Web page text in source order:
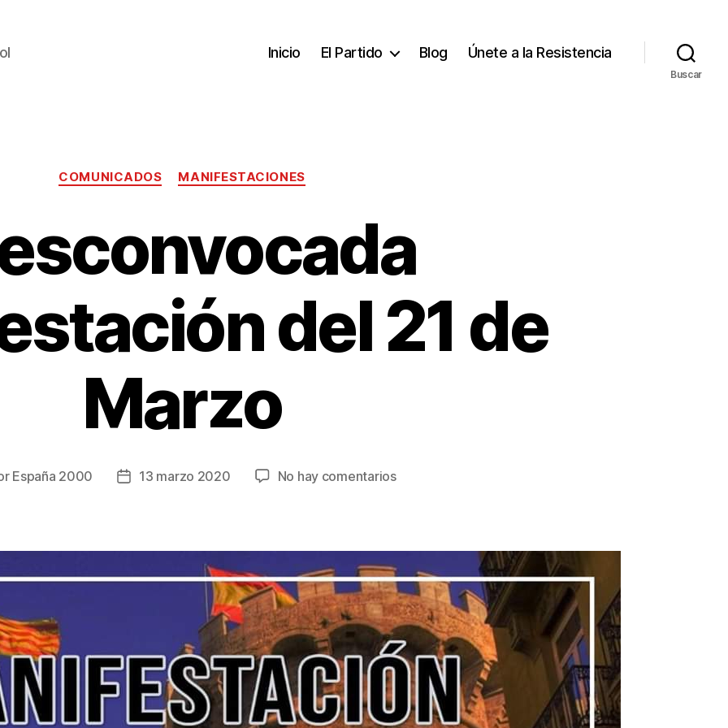
Inicio El Partido Blog Únete a la Resistencia
Buscar
COMUNICADOS MANIFESTACIONES
del 21 de
Marzo
España 2000 13 marzo 2020 No hay comentarios